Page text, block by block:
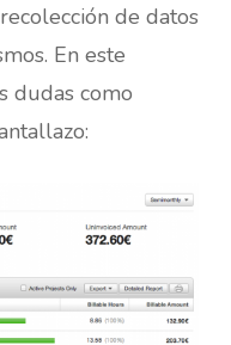
de datos
En este
dudas como